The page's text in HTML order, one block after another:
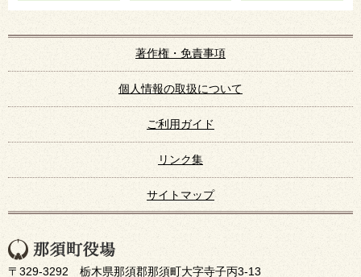
著作権・免責事項
個人情報の取扱について
ご利用ガイド
リンク集
サイトマップ
〒329-3292 栃木県那須郡那須町大字寺子丙3-13